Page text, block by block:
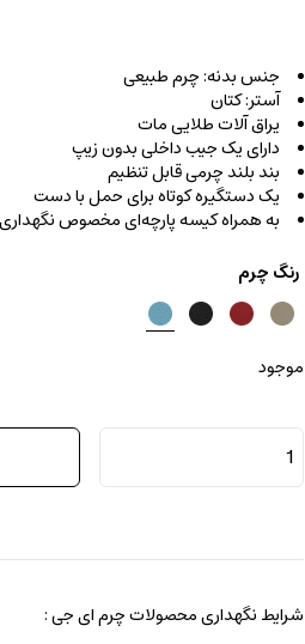
جنس بدنه: چرم طبیعی
آستر: کتان
یراق آلات طلایی مات
دارای یک جیب داخلی بدون زیپ
بند بلند چرمی قابل تنظیم
یک دستگیره کوتاه برای حمل با دست
به همراه کیسه پارچه‌ای مخصوص نگهداری
رنگ چرم
موجود
کیف
دستی
باکت
شرایط نگهداری محصولات چرم ای جی :